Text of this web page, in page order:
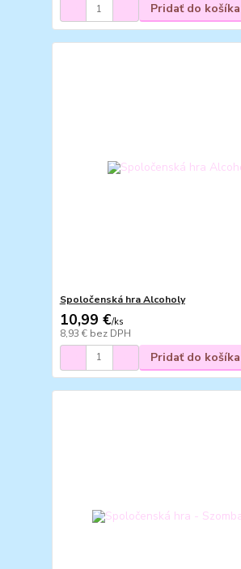
Pridať do košíka
Spoločenská hra Alcoholy
10,99 €/ks
8,93 € bez DPH
Pridať do košíka